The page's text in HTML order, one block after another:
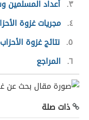
٣ أعداد
٤ مجريات غزوة
٥ نتائج غزوة الأحزاب
٦ المراجع
ذات صلة